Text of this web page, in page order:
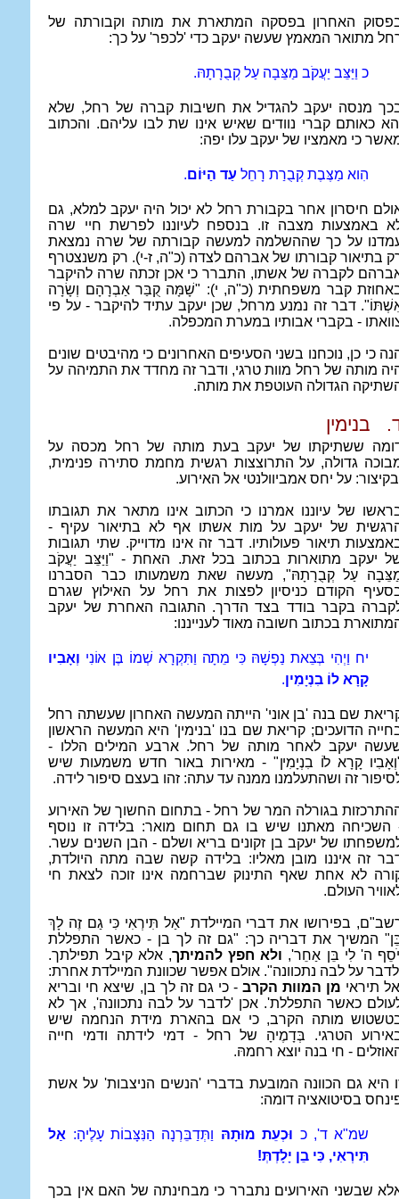
האחרון בפסקה המתארת את מותה וקבורתה של
מתואר המאמץ שעשה יעקב כדי 'לכפר' על כך:
כ וַיַּצֵּב יַעֲקֹב מַצֵּבָה עַל קְבֻרָתָהּ.
מנסה יעקב להגדיל את חשיבות קברה של רחל, שלא
כאותם קברי נוודים שאיש אינו שת לבו עליהם. והכתוב
כי מאמציו של יעקב עלו יפה:
הִוא מַצֶּבֶת קְבֻרַת רָחֵל עַד הַיּוֹם.
חיסרון אחר בקבורת רחל לא יכול היה יעקב למלא, גם
באמצעות מצבה זו. בנספח לעיוננו לפרשת חיי שרה
על כך שההשלמה למעשה קבורתה של שרה נמצאת
בתיאור קבורתו של אברהם לצדה (כ"ה, ז-י). רק משנצטרף
לקברה של אשתו, התברר כי אכן זכתה שרה להיקבר
קבר משפחתית (כ"ה, י): "שָׁמָּה קֻבַּר אַבְרָהָם וְשָׂרָה
". דבר זה נמנע מרחל, שכן יעקב עתיד להיקבר - על פי
- בקברי אבותיו במערת המכפלה.
כי כן, נוכחנו בשני הסעיפים האחרונים כי מהיבטים שונים
מותה של רחל מוות טרגי, ודבר זה מחדד את התמיהה על
הגדולה העוטפת את מותה.
בנימין
ששתיקתו של יעקב בעת מותה של רחל מכסה על
גדולה, על התרוצצות רגשית מחמת סתירה פנימית,
על יחס אמביוולנטי אל האירוע.
של עיוננו אמרנו כי הכתוב אינו מתאר את תגובתו
של יעקב על מות אשתו אף לא בתיאור עקיף -
תיאור פעולותיו. דבר זה אינו מדוייק. שתי תגובות
יעקב מתוארות בכתוב בכל זאת. האחת - "וַיַּצֵּב יַעֲקֹב
עַל קְבֻרָתָהּ", מעשה שאת משמעותו כבר הסברנו
הקודם כניסיון לפצות את רחל על האילוץ שגרם
בקבר בודד בצד הדרך. התגובה האחרת של יעקב
בכתוב חשובה מאוד לענייננו:
יח וַיְהִי בְּצֵאת נַפְשָׁהּ כִּי מֵתָה וַתִּקְרָא שְׁמוֹ בֶּן אוֹנִי וְאָבִיו
קָרָא לוֹ בִנְיָמִין.
שם בנה 'בן אוני' הייתה המעשה האחרון שעשתה רחל
הדועכים; קריאת שם בנו 'בנימין' היא המעשה הראשון
יעקב לאחר מותה של רחל. ארבע המילים הללו -
וְאָבִיו קָרָא לוֹ בִנְיָמִין" - מאירות באור חדש משמעות שיש
זה ושהתעלמנו ממנה עד עתה: זהו בעצם סיפור לידה.
בגורלה המר של רחל - בתחום החשוך של האירוע
השכיחה מאתנו שיש בו גם תחום מואר: בלידה זו נוסף
של יעקב בן זקונים בריא ושלם - הבן השנים עשר.
זה איננו מובן מאליו: בלידה קשה שבה מתה היולדת,
לא אחת שאף התינוק שברחמה אינו זוכה לצאת חי
העולם.
בפירושו את דברי המיילדת "אַל תִּירְאִי כִּי גַם זֶה לָךְ
" המשיך את דבריה כך: "גם זה לך בן - כאשר התפללת
ה' לִי בֵּן אַחֵר', ולא חפץ להמיתך, אלא קיבל תפילתך.
על לבה נתכוונה". אולם אפשר שכוונת המיילדת אחרת:
תיראי מן המוות הקרב- כי גם זה לך בן, שיצא חי ובריא
כאשר התפללת'. אכן 'לדבר על לבה נתכוונה', אך לא
מותה הקרב, כי אם בהארת מידת הנחמה שיש
הטרגי. בְּדָמֶיהָ של רחל - דמי לידתה ודמי חייה
- חי בנה יוצא רחמהּ.
היא גם הכוונה המובעת בדברי 'הנשים הניצבות' על אשת
בסיטואציה דומה:
שמ"א ד', כ וּכְעֵת מוּתָהּ וַתְּדַבֵּרְנָה הַנִּצָּבוֹת עָלֶיהָ: אַל
תִּירְאִי, כִּי בֵן יָלָדְתְּ!
שבשני האירועים נתברר כי מבחינתה של האם אין בכך